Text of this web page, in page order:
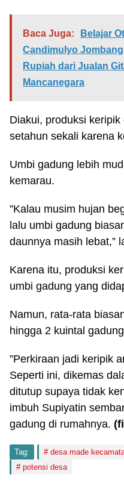
Baca Juga:
Belajar
Candimulyo
Rupiah dari Jualan
Mancanegara
Diakui, produksi
setahun sekali karena
Umbi gadung lebih
kemarau.
”Kalau musim hujan
lalu umbi gadung
daunnya masih lebat,”
Karena itu, produksi
umbi gadung yang
Namun, rata-rata
hingga 2 kuintal
”Perkiraan jadi keripik
Seperti ini, dikemas
ditutup supaya tidak
imbuh Supiyatin
gadung di rumahnya.
Tag: desa made
potensi desa